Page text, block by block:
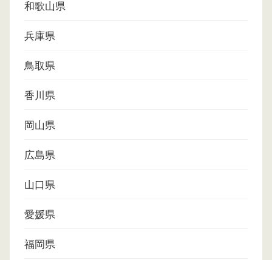
和歌山県
兵庫県
鳥取県
香川県
岡山県
広島県
山口県
愛媛県
福岡県